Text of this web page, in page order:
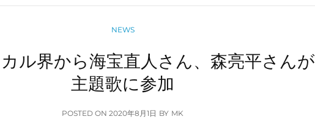
CATEGORIES
NEWS
ル界から海宝直人さん、森亮平さんが
主題歌に参加
POSTED ONPOSTED
2020年8月1日 BY MK